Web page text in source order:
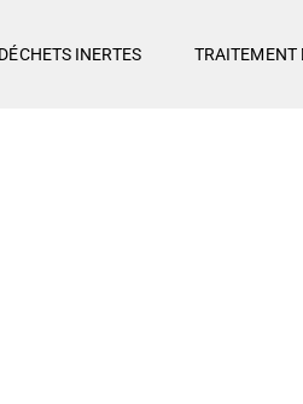
INERTES TRAITEMENT